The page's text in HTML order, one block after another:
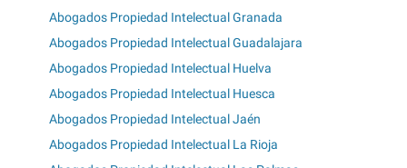
Abogados Propiedad Intelectual Granada
Abogados Propiedad Intelectual Guadalajara
Abogados Propiedad Intelectual Huelva
Abogados Propiedad Intelectual Huesca
Abogados Propiedad Intelectual Jaén
Abogados Propiedad Intelectual La Rioja